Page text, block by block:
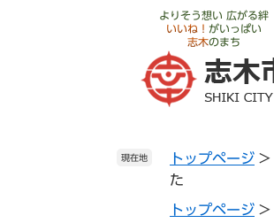
よりそう想い 広がる絆
いいね！ がいっぱい
志木のまち
現在地 トップページ >
た
トップページ >